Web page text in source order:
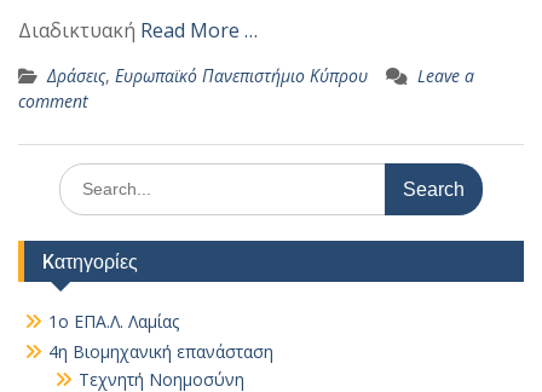
Διαδικτυακή Read More …
Δράσεις, Ευρωπαϊκό Πανεπιστήμιο Κύπρου
Leave a
comment
Search
for:
Kατηγορίες
1ο ΕΠΑ.Λ. Λαμίας
4η Βιομηχανική επανάσταση
Τεχνητή Νοημοσύνη